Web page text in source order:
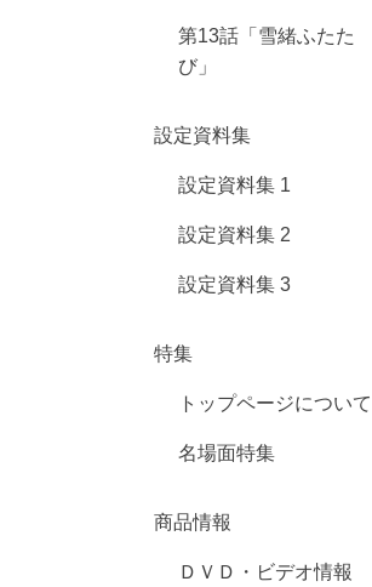
第13話「雪緒ふたた
び」
設定資料集
設定資料集 1
設定資料集 2
設定資料集 3
特集
トップページについて
名場面特集
商品情報
ＤＶＤ・ビデオ情報